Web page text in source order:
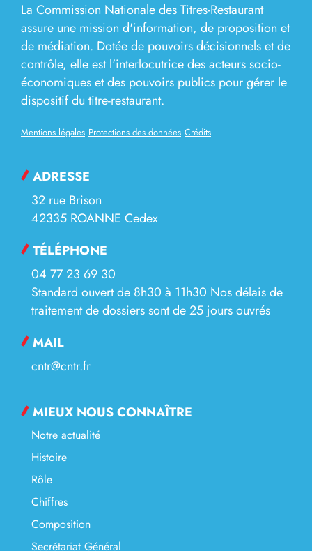
La Commission Nationale des Titres-Restaurant
assure une mission d'information, de proposition et
de médiation. Dotée de pouvoirs décisionnels et de
contrôle, elle est l'interlocutrice des acteurs socio-
économiques et des pouvoirs publics pour gérer le
dispositif du titre-restaurant.
Mentions légales Protections des données Crédits
ADRESSE
32 rue Brison
42335 ROANNE Cedex
TÉLÉPHONE
04 77 23 69 30
Standard ouvert de 8h30 à 11h30 Nos délais de
traitement de dossiers sont de 25 jours ouvrés
MAIL
cntr@cntr.fr
MIEUX NOUS CONNAÎTRE
Notre actualité
Histoire
Rôle
Chiffres
Composition
Secrétariat Général